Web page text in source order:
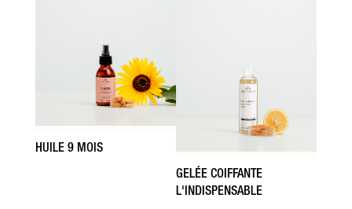
HUILE 9 MOIS
GELÉE COIFFANTE
L'INDISPENSABLE